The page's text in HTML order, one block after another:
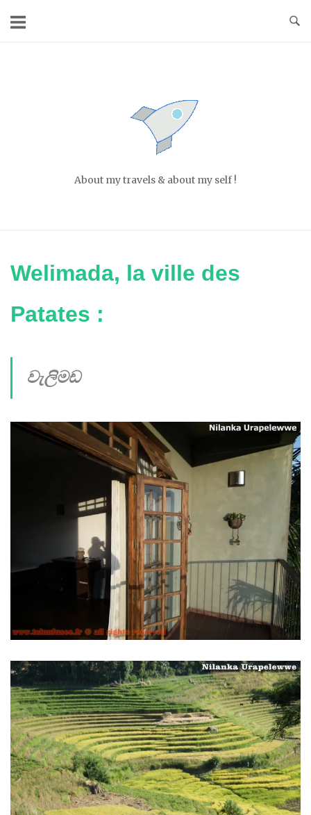
About my travels & about my self !
Welimada, la ville des
Patates :
වැලිමඩ